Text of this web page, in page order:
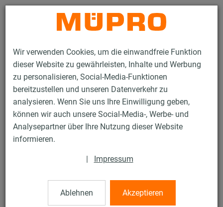
Wir verwenden Cookies, um die einwandfreie Funktion
dieser Website zu gewährleisten, Inhalte und Werbung
zu personalisieren, Social-Media-Funktionen
bereitzustellen und unseren Datenverkehr zu
analysieren. Wenn Sie uns Ihre Einwilligung geben,
können wir auch unsere Social-Media-, Werbe- und
Analysepartner über Ihre Nutzung dieser Website
informieren.
| Impressum
Ablehnen Akzeptieren
Kontakt
Produkte Befestigungstechnik
Installationsschienen
MPC-Schienenkonsolen
MPC-Schienenkonsolen
MPC-Schienenkonsole 38/40, Länge: 720 mm, verzinkt